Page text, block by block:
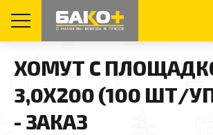
ХОМУТ С
3,0Х200 (100 ШТ/
- ЗАКАЗ